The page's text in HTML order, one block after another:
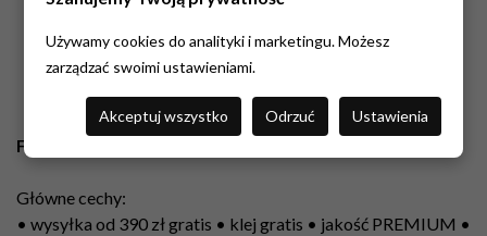
Fototapeta lateksowa zalaminowana
Główne cechy:
• wysyłka od 390 zł gratis • klej gratis • jakość PREMIUM •
Używamy cookies do analityki i marketingu. Możesz
zarządzać swoimi ustawieniami.
Akceptuj wszystko Odrzuć Ustawienia